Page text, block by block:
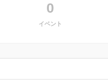
0
イベント